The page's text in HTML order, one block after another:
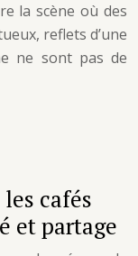
la scène où des
reflets d’une
ne sont pas de
cafés
et partage